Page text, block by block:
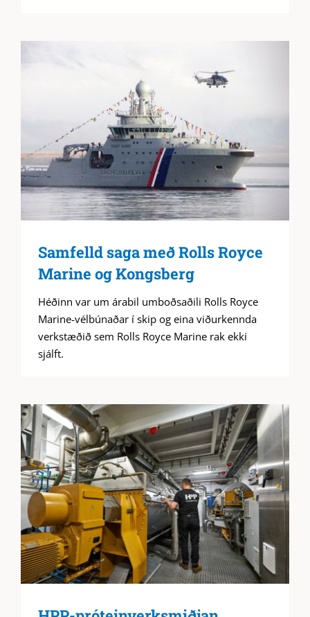
Samfelld saga með Rolls Royce
Marine og Kongsberg
Héðinn var um árabil umboðsaðili Rolls Royce
Marine-vélbúnaðar í skip og eina viðurkennda
verkstæðið sem Rolls Royce Marine rak ekki
sjálft.